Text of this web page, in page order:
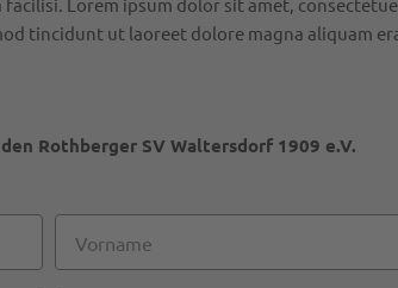
tincidunt ut laoreet dolore magna aliquam
Rothberger SV Waltersdorf 1909 e.V.